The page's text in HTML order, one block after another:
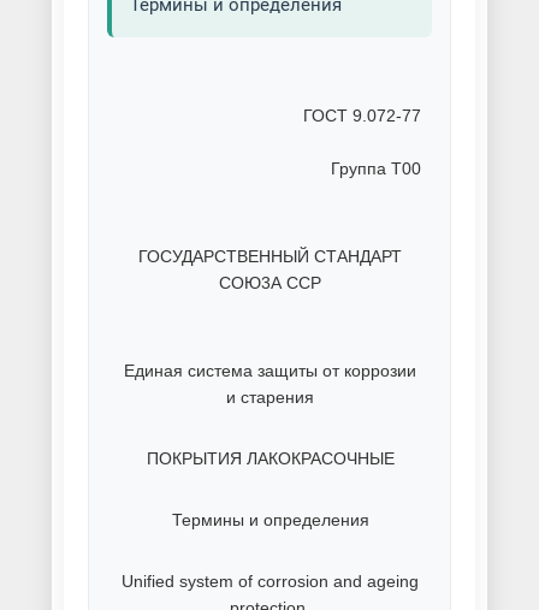
Порошковая покраска
Порошковая покраска мелких
Порошковая покраска металла
металлической мебели
Порошковая покраска металлов
Порошковая покраска
Термины и определения